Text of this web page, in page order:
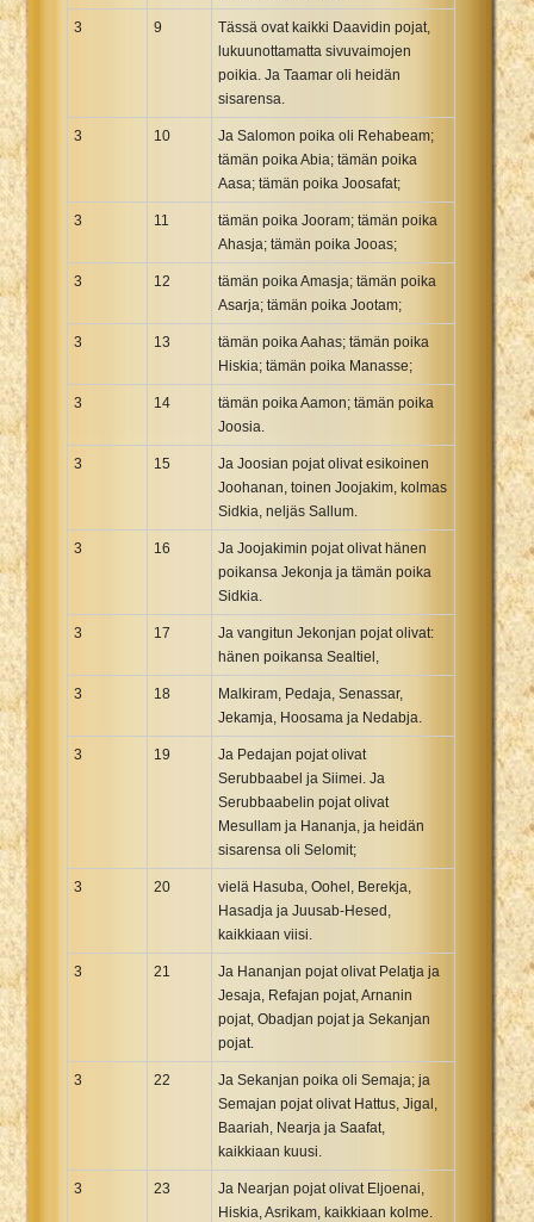
3 9
Tässä ovat kaikki Daavidin pojat,
lukuunottamatta sivuvaimojen
poikia. Ja Taamar oli heidän
sisarensa.
3 10
Ja Salomon poika oli Rehabeam;
tämän poika Abia; tämän poika
Aasa; tämän poika Joosafat;
3 11
tämän poika Jooram; tämän poika
Ahasja; tämän poika Jooas;
3 12
tämän poika Amasja; tämän poika
Asarja; tämän poika Jootam;
3 13
tämän poika Aahas; tämän poika
Hiskia; tämän poika Manasse;
3 14
tämän poika Aamon; tämän poika
Joosia.
3 15
Ja Joosian pojat olivat esikoinen
Joohanan, toinen Joojakim, kolmas
Sidkia, neljäs Sallum.
3 16
Ja Joojakimin pojat olivat hänen
poikansa Jekonja ja tämän poika
Sidkia.
3 17
Ja vangitun Jekonjan pojat olivat:
hänen poikansa Sealtiel,
3 18
Malkiram, Pedaja, Senassar,
Jekamja, Hoosama ja Nedabja.
3 19
Ja Pedajan pojat olivat
Serubbaabel ja Siimei. Ja
Serubbaabelin pojat olivat
Mesullam ja Hananja, ja heidän
sisarensa oli Selomit;
3 20
vielä Hasuba, Oohel, Berekja,
Hasadja ja Juusab-Hesed,
kaikkiaan viisi.
3 21
Ja Hananjan pojat olivat Pelatja ja
Jesaja, Refajan pojat, Arnanin
pojat, Obadjan pojat ja Sekanjan
pojat.
3 22
Ja Sekanjan poika oli Semaja; ja
Semajan pojat olivat Hattus, Jigal,
Baariah, Nearja ja Saafat,
kaikkiaan kuusi.
3 23
Ja Nearjan pojat olivat Eljoenai,
Hiskia, Asrikam, kaikkiaan kolme.